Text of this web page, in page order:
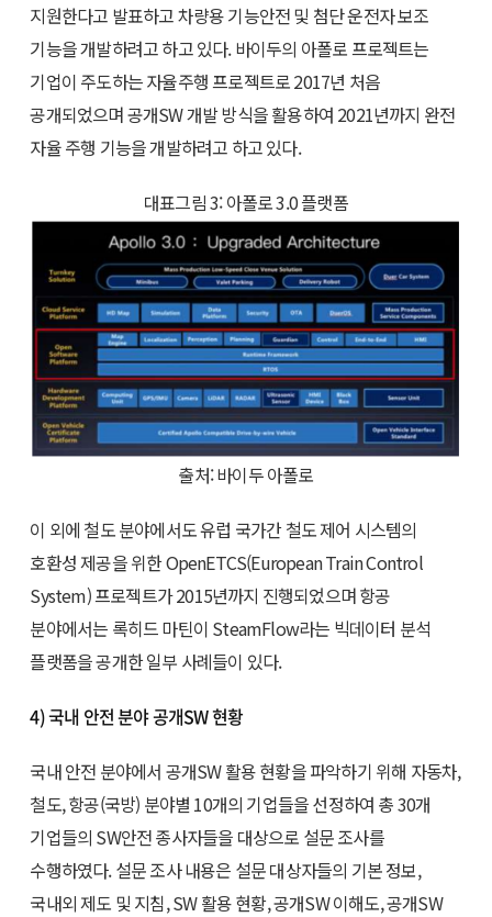
지원한다고 발표하고 차량용 기능안전 및 첨단 운전자 보조
기능을 개발하려고 하고 있다. 바이두의 아폴로 프로젝트는
기업이 주도하는 자율주행 프로젝트로 2017년 처음
공개되었으며 공개SW 개발 방식을 활용하여 2021년까지 완전
자율 주행 기능을 개발하려고 하고 있다.
대표그림 3: 아폴로 3.0 플랫폼
출처: 바이두 아폴로
이 외에 철도 분야에서도 유럽 국가간 철도 제어 시스템의
호환성 제공을 위한 OpenETCS(European Train Control
System) 프로젝트가 2015년까지 진행되었으며 항공
분야에서는 록히드 마틴이 SteamFlow라는 빅데이터 분석
플랫폼을 공개한 일부 사례들이 있다.
4) 국내 안전 분야 공개SW 현황
국내 안전 분야에서 공개SW 활용 현황을 파악하기 위해 자동차,
철도, 항공(국방) 분야별 10개의 기업들을 선정하여 총 30개
기업들의 SW안전 종사자들을 대상으로 설문 조사를
수행하였다. 설문 조사 내용은 설문 대상자들의 기본 정보,
국내외 제도 및 지침, SW 활용 현황, 공개SW 이해도, 공개SW